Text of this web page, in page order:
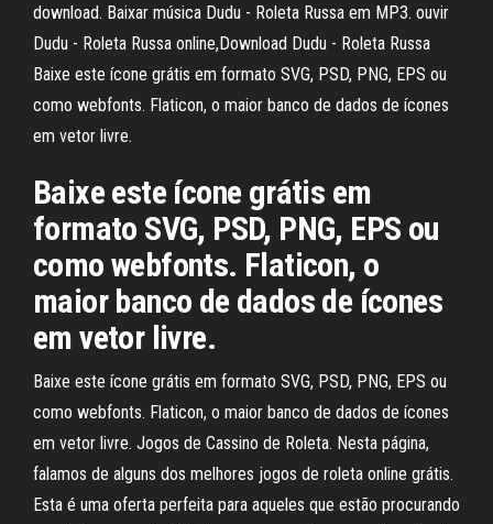
download. Baixar música Dudu - Roleta Russa em MP3. ouvir
Dudu - Roleta Russa online,Download Dudu - Roleta Russa
Baixe este ícone grátis em formato SVG, PSD, PNG, EPS ou
como webfonts. Flaticon, o maior banco de dados de ícones
em vetor livre.
Baixe este ícone grátis em
formato SVG, PSD, PNG, EPS ou
como webfonts. Flaticon, o
maior banco de dados de ícones
em vetor livre.
Baixe este ícone grátis em formato SVG, PSD, PNG, EPS ou
como webfonts. Flaticon, o maior banco de dados de ícones
em vetor livre. Jogos de Cassino de Roleta. Nesta página,
falamos de alguns dos melhores jogos de roleta online grátis.
Esta é uma oferta perfeita para aqueles que estão procurando